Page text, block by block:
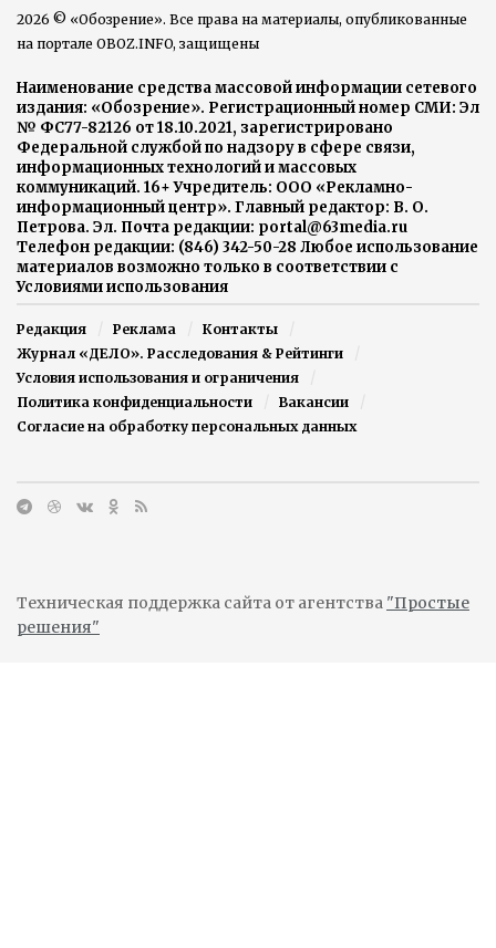
2026 © «Обозрение». Все права на материалы, опубликованные
на портале OBOZ.INFO, защищены
Наименование средства массовой информации сетевого
издания: «Обозрение». Регистрационный номер СМИ: Эл
№ ФС77-82126 от 18.10.2021, зарегистрировано
Федеральной службой по надзору в сфере связи,
информационных технологий и массовых
коммуникаций. 16+ Учредитель: ООО «Рекламно-
информационный центр». Главный редактор: В. О.
Петрова. Эл. Почта редакции: portal@63media.ru
Телефон редакции: (846) 342-50-28 Любое использование
материалов возможно только в соответствии с
Условиями использования
Редакция Реклама
Контакты
Журнал «ДЕЛО». Расследования & Рейтинги
Условия использования и ограничения
Политика конфиденциальности
Вакансии
Согласие на обработку персональных данных
Техническая поддержка сайта от агентства "Простые
решения"